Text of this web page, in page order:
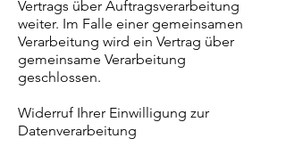
Vertrags über Auftragsverarbeitung
weiter. Im Falle einer gemeinsamen
Verarbeitung wird ein Vertrag über
gemeinsame Verarbeitung
geschlossen.
Widerruf Ihrer Einwilligung zur
Datenverarbeitung